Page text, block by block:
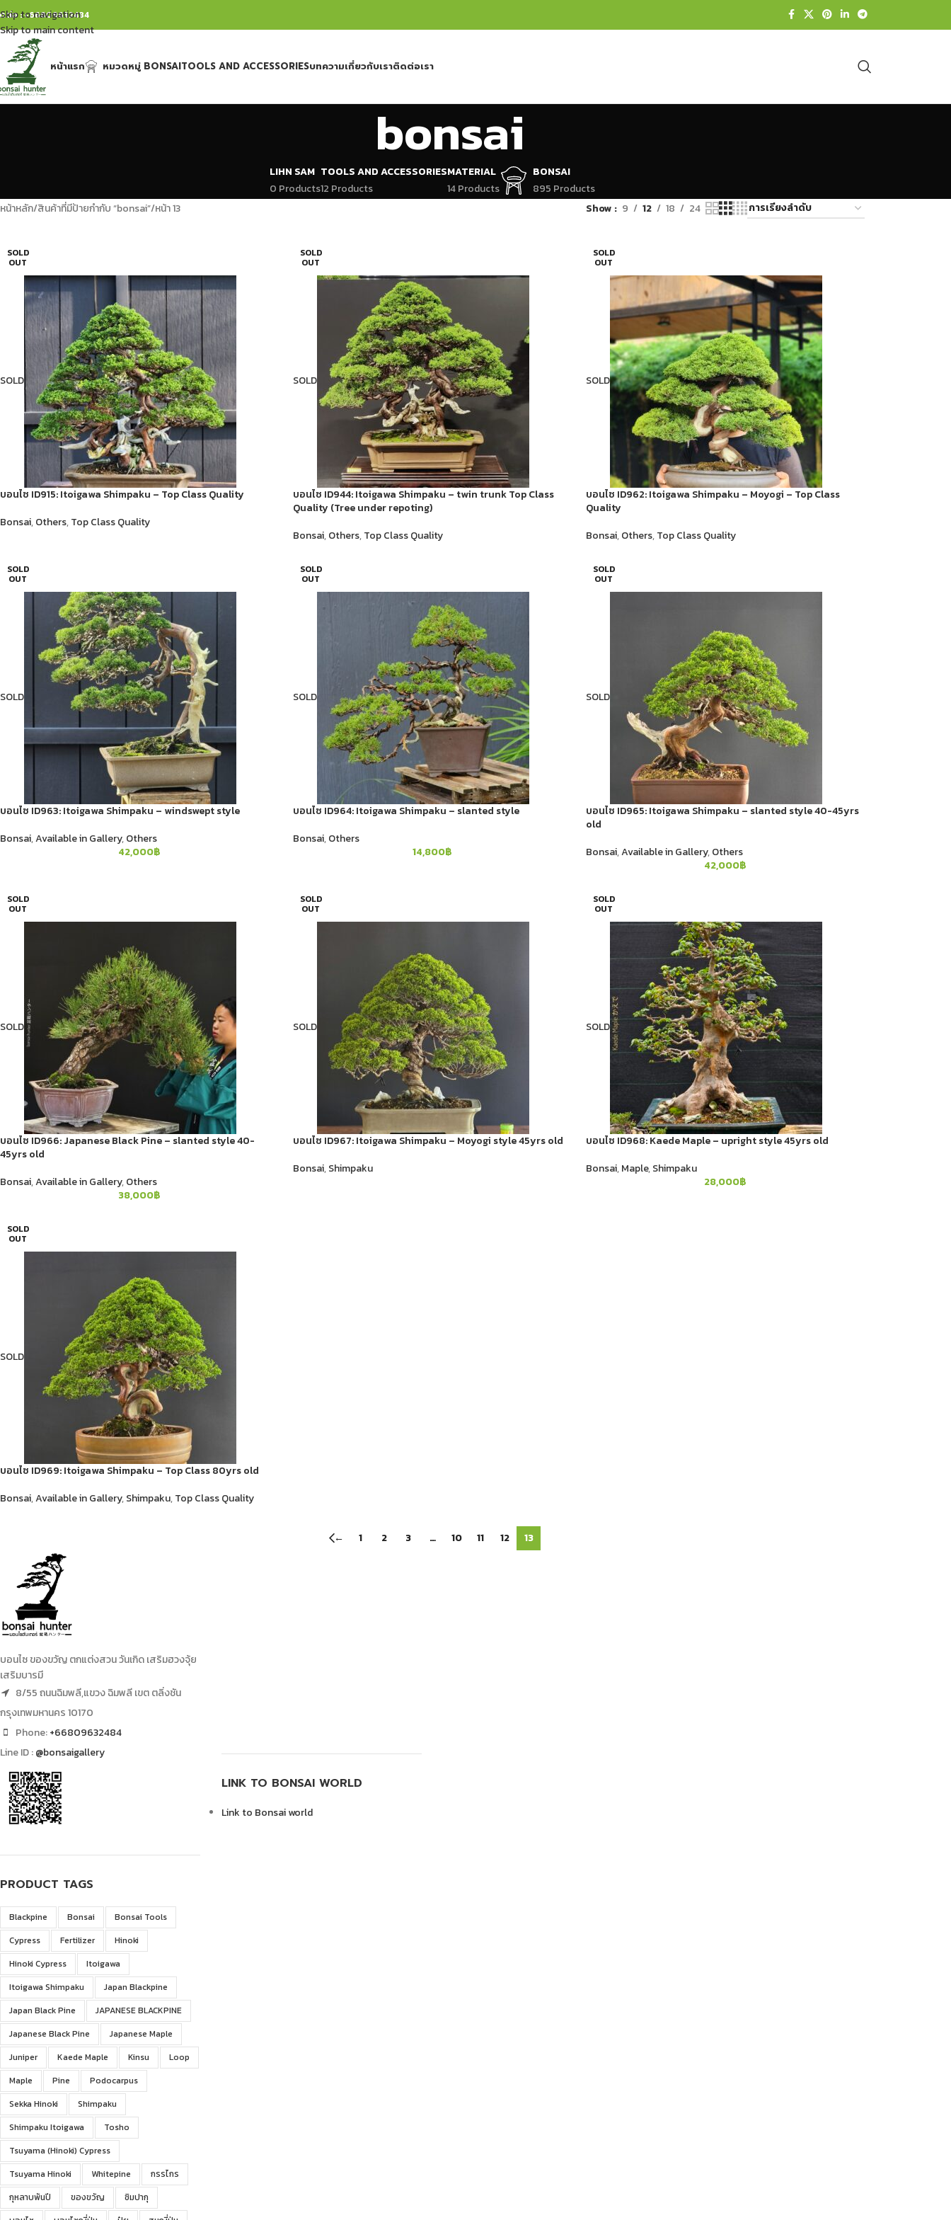
Skip to navigation
Skip to main content
ต่อ : +66809632484
หน้าแรก หมวดหมู่ BONSAITOOLS AND ACCESSORIESบทความเกี่ยวกับเราติดต่อเรา
bonsai
LIHN SAM
0 Products
TOOLS AND ACCESSORIES
12 Products
MATERIAL
14 Products
BONSAI
895 Products
หน้าหลัก สินค้าที่มีป้ายกำกับ “bonsai” หน้า 13 Show 9 12 18 24
SOLD
OUT
SOLD
บอนไซ ID915: Itoigawa​ Shimpaku​ – Top Class Quality
Bonsai,Others,Top Class Quality
SOLD
OUT
SOLD
บอนไซ ID944: Itoigawa​ Shimpaku​ – twin trunk Top Class
Quality (Tree under repoting)
Bonsai,Others,Top Class Quality
SOLD
OUT
SOLD
บอนไซ ID962: Itoigawa​ Shimpaku​ – Moyogi – Top Class
Quality
Bonsai,Others,Top Class Quality
SOLD
OUT
SOLD
บอนไซ ID963: Itoigawa​ Shimpaku​ – windswept style
Bonsai,Available in Gallery,Others
42,000฿
SOLD
OUT
SOLD
บอนไซ ID964: Itoigawa​ Shimpaku​ – slanted style
Bonsai,Others
14,800฿
SOLD
OUT
SOLD
บอนไซ ID965: Itoigawa​ Shimpaku​ – slanted style 40-45yrs
old
Bonsai,Available in Gallery,Others
42,000฿
SOLD
OUT
SOLD
บอนไซ ID966: Japanese Black Pine​ – slanted style 40-
45yrs old
Bonsai,Available in Gallery,Others
38,000฿
SOLD
OUT
SOLD
บอนไซ ID967: Itoigawa​ Shimpaku​ – Moyogi style 45yrs old
Bonsai,Shimpaku
SOLD
OUT
SOLD
บอนไซ ID968: Kaede Maple​ – upright style 45yrs old
Bonsai,Maple,Shimpaku
28,000฿
SOLD
OUT
SOLD
บอนไซ ID969: Itoigawa​ Shimpaku​ – Top Class 80yrs old
Bonsai,Available in Gallery,Shimpaku,Top Class Quality
← 1 2 3 … 10 11 12 13
บอนไซ ของขวัญ ตกแต่งสวน วันเกิด เสริมฮวงจุ้ย
เสริมบารมี
8/55 ถนนฉิมพลี,แขวง ฉิมพลี เขต ตลิ่งชัน
กรุงเทพมหานคร 10170
Phone:+66809632484
Line ID :@bonsaigallery
PRODUCT TAGS
Blackpine Bonsai
Bonsai Tools
Cypress
Fertilizer
Hinoki
Hinoki Cypress
Itoigawa
Itoigawa Shimpaku
Japan Blackpine
Japan Black Pine
JAPANESE BLACKPINE
Japanese Black Pine
Japanese Maple
Juniper
Kaede Maple Kinsu
Loop
Maple
Pine
Podocarpus
Sekka Hinoki
Shimpaku
Shimpaku Itoigawa
Tosho
Tsuyama (Hinoki) Cypress
Tsuyama Hinoki
Whitepine
กรรไกร
กุหลาบพันปี
ของขวัญ
ชิมปากุ
LINK TO BONSAI WORLD
Link to Bonsai world